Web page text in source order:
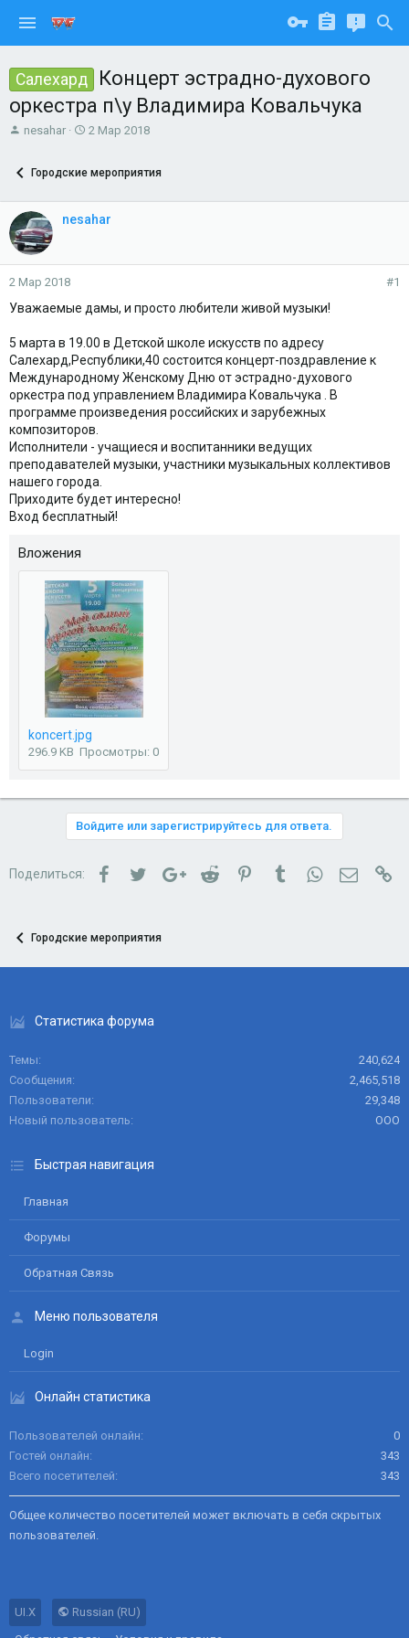
Салехард
Концерт эстрадно-духового
оркестра п\у Владимира Ковальчука
А
о
т
е
м
ы
nesahar
Д
а
а
ч
л
2 Мар 2018
Городские мероприятия
nesahar
2 Мар 2018 #1
Уважаемые дамы, и просто любители живой музыки!
5 марта в 19.00 в Детской школе искусств по адресу
Салехард,Республики,40 состоится концерт-поздравление к
Международному Женскому Дню от эстрадно-духового
оркестра под управлением Владимира Ковальчука . В
программе произведения российских и зарубежных
композиторов.
Исполнители - учащиеся и воспитанники ведущих
преподавателей музыки, участники музыкальных коллективов
нашего города.
Приходите будет интересно!
Вход бесплатный!
Вложения
koncert.jpg
296.9 KB Просмотры: 0
Войдите или зарегистрируйтесь для ответа.
Поделиться: FacebookTwitterGoogle+Reddit PinterestTumblrWhatsApp
Городские мероприятия
Статистика форума
Темы
240,624
Сообщения
2,465,518
Пользователи
29,348
Новый пользователь
ООО
Быстрая навигация
Главная
Форумы
Обратная Связь
Меню пользователя
Login
Онлайн статистика
Пользователей онлайн
0
Гостей онлайн
343
Всего посетителей
343
Общее количество посетителей может включать в себя скрытых
пользователей.
UI.X
Russian (RU)